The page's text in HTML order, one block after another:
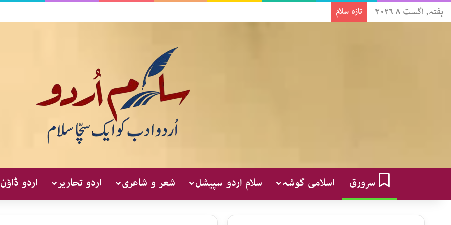
ہفتہ, اگست ۸ ۲۰۲۶ تازہ سلام
سرورق اسلامی گوشہ سلام اردو سپیشل شعر و شاعری اردو تحاریر اردو